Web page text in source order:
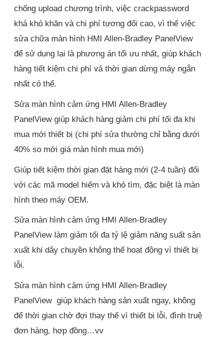
chống upload chương trình, việc crackpassword
khá khó khăn và chi phí tương đối cao, vì thế việc
sửa chữa màn hình HMI Allen-Bradley PanelView
để sử dụng lại là phương án tối ưu nhất, giúp khách
hàng tiết kiệm chi phí vá thời gian dừng máy ngắn
nhất có thể.
Sửa màn hình cảm ứng HMI Allen-Bradley
PanelView giúp khách hàng giảm chi phí tối đa khi
mua mới thiết bị (chi phí sửa thường chỉ bằng dưới
40% so mới giá màn hình mua mới)
Giúp tiết kiệm thời gian đặt hàng mới (2-4 tuần) đối
với các mã model hiếm và khó tìm, đặc biệt là màn
hình theo máy OEM.
Sửa màn hình cảm ứng HMI Allen-Bradley
PanelView làm giảm tối đa tỷ lệ giảm năng suất sản
xuất khi dây chuyền không thể hoạt động vì thiết bị
lỗi.
Sửa màn hình cảm ứng HMI Allen-Bradley
PanelView giúp khách hàng sản xuất ngay, không
để thời gian chờ đợi thay thế vì thiết bị lỗi, đình truệ
đơn hàng, hợp đồng…vv